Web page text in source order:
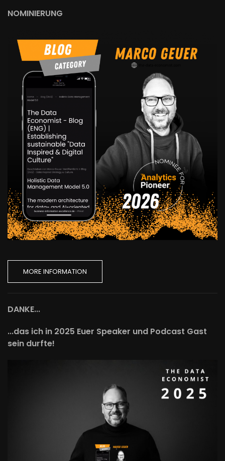
NOMINIERUNG
MORE INFORMATION
DANKE...
...das ich in 2025 Euer Speaker und Podcast Gast
sein durfte!